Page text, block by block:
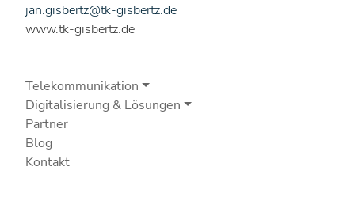
jan.gisbertz@tk-gisbertz.de
www.tk-gisbertz.de
Telekommunikation
Digitalisierung & Lösungen
Partner
Blog
Kontakt